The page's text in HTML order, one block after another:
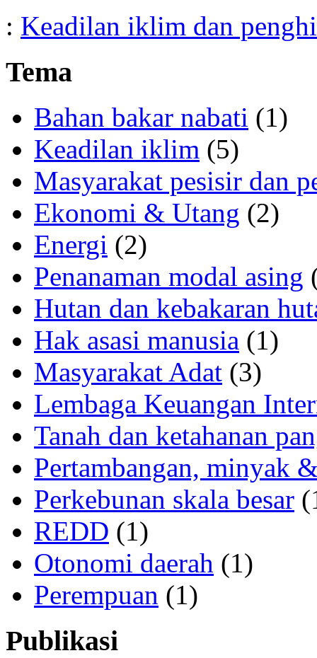
: Keadilan iklim dan
Tema
Bahan bakar nabati (1)
Keadilan iklim (5)
Masyarakat pesisir dan
Ekonomi & Utang (2)
Energi (2)
Penanaman modal asing
Hutan dan kebakaran
Hak asasi manusia (1)
Masyarakat Adat (3)
Lembaga Keuangan
Tanah dan ketahanan
Pertambangan, minyak
Perkebunan skala besar
REDD (1)
Otonomi daerah (1)
Perempuan (1)
Publikasi